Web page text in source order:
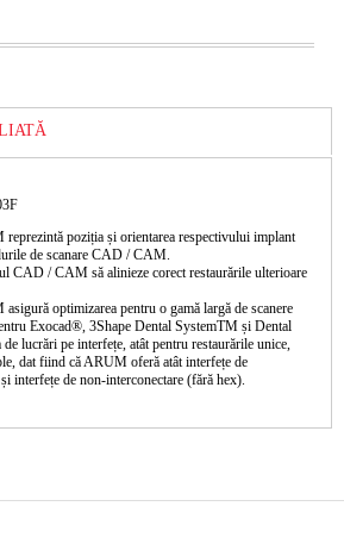
reprezintă poziția și orientarea respectivului implant
de scanare CAD / CAM.
CAD / CAM să alinieze corect restaurările ulterioare
optimizarea pentru o gamă largă de scanere
Exocad®, 3Shape Dental SystemTM și Dental
lucrări pe interfețe, atât pentru restaurările unice,
dat fiind că ARUM oferă atât interfețe de
interfețe de non-interconectare (fără hex).